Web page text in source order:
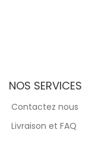
NOS SERVICES
Contactez nous
Livraison et FAQ